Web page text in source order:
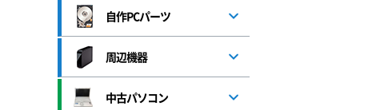
自作PCパーツ
周辺機器
中古パソコン